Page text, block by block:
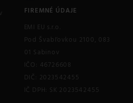
FIREMNÉ ÚDAJE
EMI EU s.r.o.
Pod Švabľovkou 2100, 083
01 Sabinov
IČO: 46726608
DIČ: 2023542455
IČ DPH: SK 2023542455